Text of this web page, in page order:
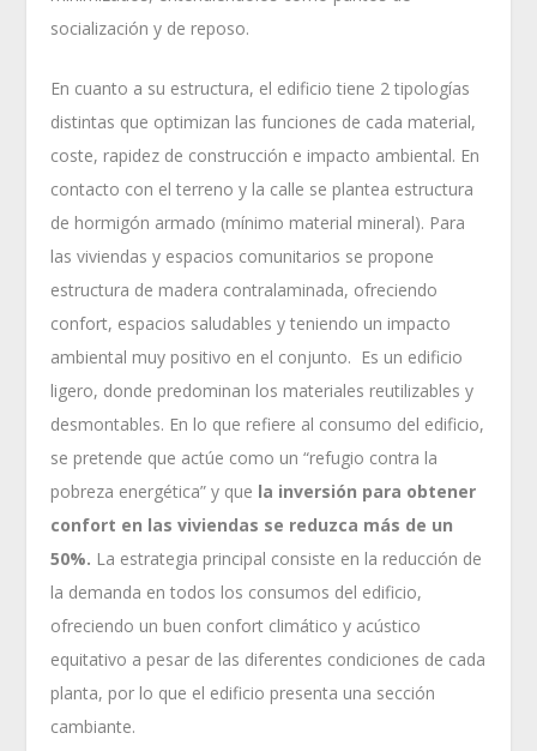
socialización y de reposo.
En cuanto a su estructura, el edificio tiene 2 tipologías
distintas que optimizan las funciones de cada material,
coste, rapidez de construcción e impacto ambiental. En
contacto con el terreno y la calle se plantea estructura
de hormigón armado (mínimo material mineral). Para
las viviendas y espacios comunitarios se propone
estructura de madera contralaminada, ofreciendo
confort, espacios saludables y teniendo un impacto
ambiental muy positivo en el conjunto. Es un edificio
ligero, donde predominan los materiales reutilizables y
desmontables. En lo que refiere al consumo del edificio,
se pretende que actúe como un “refugio contra la
pobreza energética” y que la inversión para obtener
confort en las viviendas se reduzca más de un
50%. La estrategia principal consiste en la reducción de
la demanda en todos los consumos del edificio,
ofreciendo un buen confort climático y acústico
equitativo a pesar de las diferentes condiciones de cada
planta, por lo que el edificio presenta una sección
cambiante.